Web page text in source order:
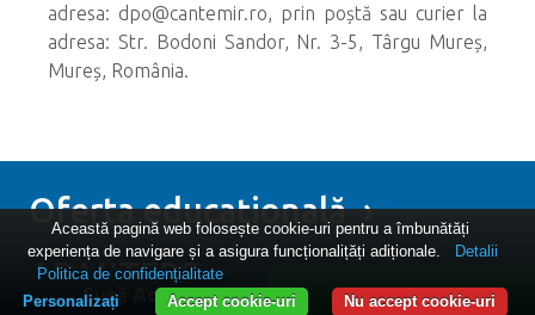
adresa: dpo@cantemir.ro, prin poștă sau curier la
adresa: Str. Bodoni Sandor, Nr. 3-5, Târgu Mureș,
Mureș, România.
Oferta educațională ›
ADMITERE »
Sună Acum WhatsApp
Această pagină web folosește cookie-uri pentru a îmbunătăți
experiența de navigare și a asigura funcționalițăți adiționale.
Detalii
Politica de confidențialitate
Nu accept cookie-uri
Accept cookie-uri
Personalizați